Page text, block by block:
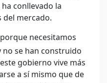
conllevado la
del mercado.
necesitamos
no se han construido
gobierno vive más
a sí mismo que de